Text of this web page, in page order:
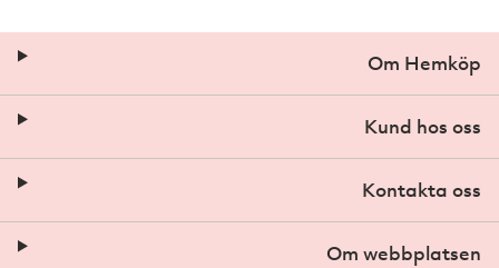
Om Hemköp
Kund hos oss
Kontakta oss
Om webbplatsen